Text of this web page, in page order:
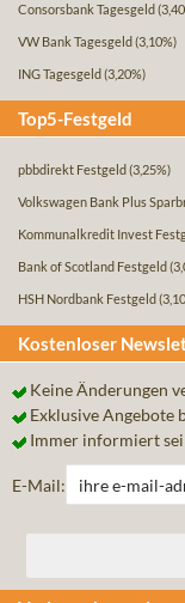
Consorsbank Tagesgeld
VW Bank Tagesgeld (3,10%)
ING Tagesgeld (3,20%)
Top5-Festgeld
pbbdirekt Festgeld (3,25%)
Volkswagen Bank Plus
Kommunalkredit Invest
Bank of Scotland Festgeld
HSH Nordbank Festgeld
Kostenloser
Keine Änderungen
Exklusive Angebote
Immer informiert
E-Mail: